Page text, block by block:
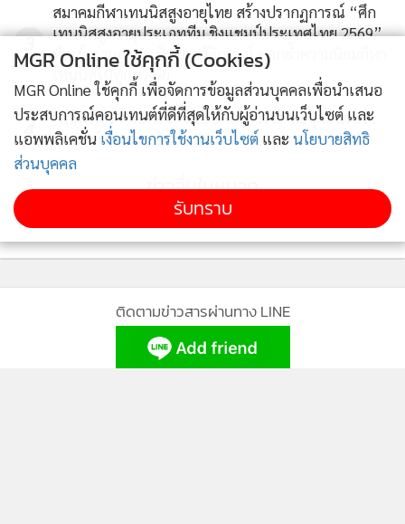
3
สมาคมกีฬาเทนนิสสูงอายุไทย สร้างปรากฏการณ์ “ศึก
เทนนิสสูงอายุประเภททีม ชิงแชมป์ประเทศไทย 2569”
ทีมเข้าร่วมสูงสุดเป็นประวัติการณ์ ตอกย้ำความนิยมกีฬา
เทนนิสในทุกช่วงวัย
4
"พิณเพลง-กานต์ธัช" ชนะ 3 แมทช์รวด ทะลุก่อนรองฯ
ศึกเวิลด์ เทนนิส ทัวร์ เจ30
ข่าวอื่นในหมวด
ติดตามข่าวสารผ่านทาง LINE
MGR Online ใช้คุกกี้ (Cookies)
MGR Online ใช้คุกกี้ เพื่อจัดการข้อมูลส่วนบุคคลเพื่อนำเสนอ
ประสบการณ์คอนเทนต์ที่ดีที่สุดให้กับผู้อ่านบนเว็บไซต์ และ
แอพพลิเคชั่น เงื่อนไขการใช้งานเว็บไซต์ และ นโยบายสิทธิ
ส่วนบุคคล
รับทราบ